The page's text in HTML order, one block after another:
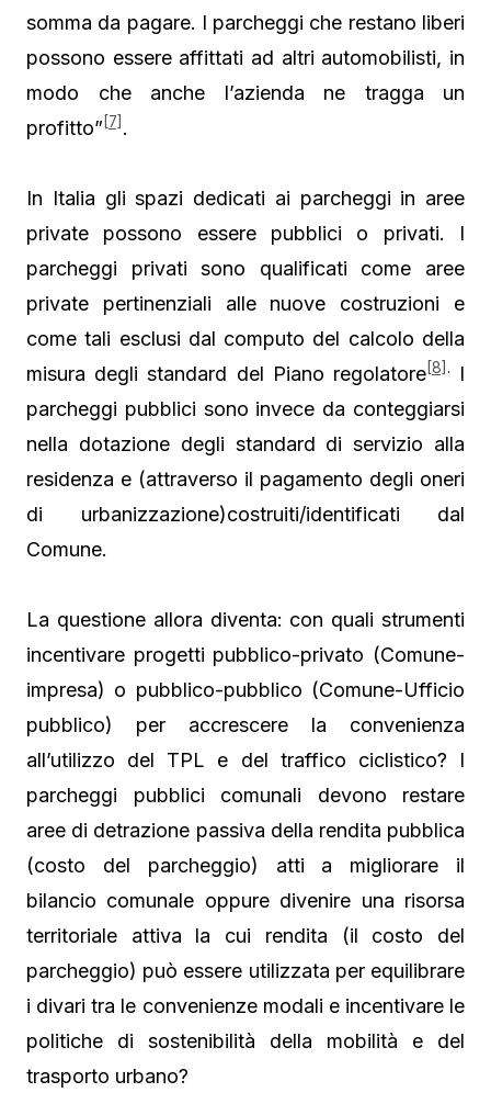
somma da pagare. I parcheggi che restano liberi
possono essere affittati ad altri automobilisti, in
modo che anche l’azienda ne tragga un
profitto” [7] .
In Italia gli spazi dedicati ai parcheggi in aree
private possono essere pubblici o privati. I
parcheggi privati sono qualificati come aree
private pertinenziali alle nuove costruzioni e
come tali esclusi dal computo del calcolo della
misura degli standard del Piano regolatore[8] .
I
parcheggi pubblici sono invece da conteggiarsi
nella dotazione degli standard di servizio alla
residenza e (attraverso il pagamento degli oneri
di urbanizzazione)costruiti/identificati dal
Comune.
La questione allora diventa: con quali strumenti
incentivare progetti pubblico-privato (Comune-
impresa) o pubblico-pubblico (Comune-Ufficio
pubblico) per accrescere la convenienza
all’utilizzo del TPL e del traffico ciclistico? I
parcheggi pubblici comunali devono restare
aree di detrazione passiva della rendita pubblica
(costo del parcheggio) atti a migliorare il
bilancio comunale oppure divenire una risorsa
territoriale attiva la cui rendita (il costo del
parcheggio) può essere utilizzata per equilibrare
i divari tra le convenienze modali e incentivare le
politiche di sostenibilità della mobilità e del
trasporto urbano?